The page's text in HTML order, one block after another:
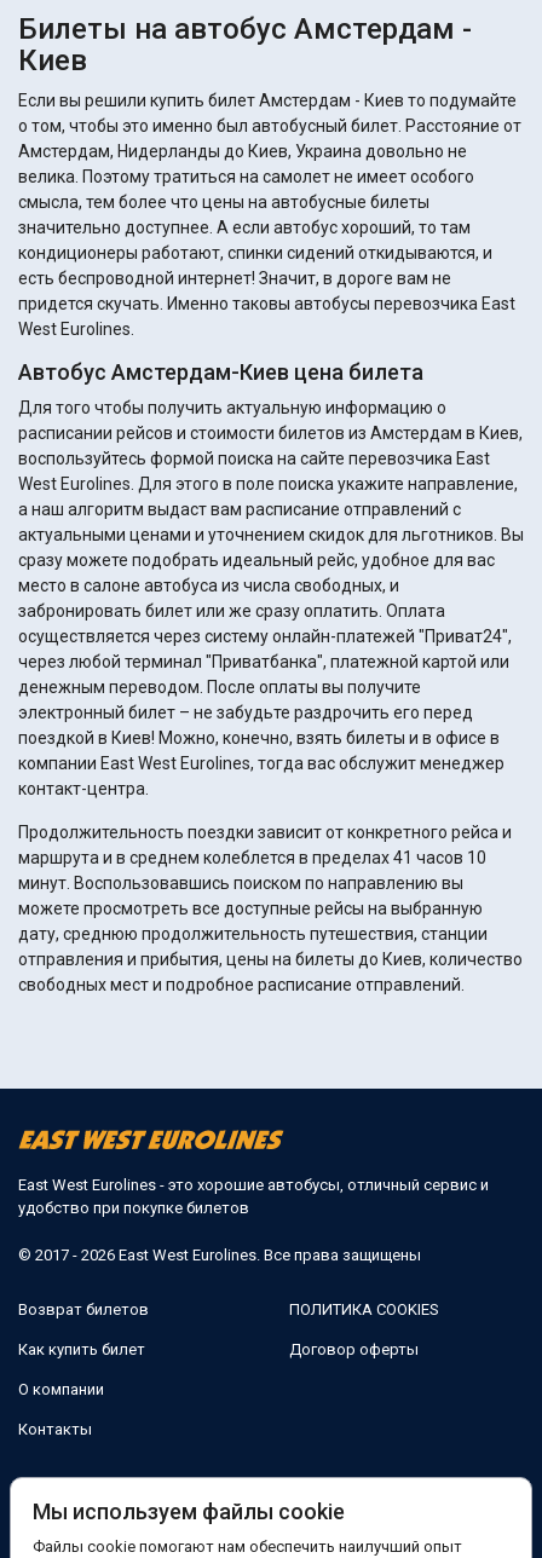
Билеты на автобус Амстердам -
Киев
Если вы решили купить билет Амстердам - Киев то подумайте
о том, чтобы это именно был автобусный билет. Расстояние от
Амстердам, Нидерланды до Киев, Украина довольно не
велика. Поэтому тратиться на самолет не имеет особого
смысла, тем более что цены на автобусные билеты
значительно доступнее. А если автобус хороший, то там
кондиционеры работают, спинки сидений откидываются, и
есть беспроводной интернет! Значит, в дороге вам не
придется скучать. Именно таковы автобусы перевозчика East
West Eurolines.
Автобус Амстердам-Киев цена билета
Для того чтобы получить актуальную информацию о
расписании рейсов и стоимости билетов из Амстердам в Киев,
воспользуйтесь формой поиска на сайте перевозчика East
West Eurolines. Для этого в поле поиска укажите направление,
а наш алгоритм выдаст вам расписание отправлений с
актуальными ценами и уточнением скидок для льготников. Вы
сразу можете подобрать идеальный рейс, удобное для вас
место в салоне автобуса из числа свободных, и
забронировать билет или же сразу оплатить. Оплата
осуществляется через систему онлайн-платежей "Приват24",
через любой терминал "Приватбанка", платежной картой или
денежным переводом. После оплаты вы получите
электронный билет – не забудьте раздрочить его перед
поездкой в Киев! Можно, конечно, взять билеты и в офисе в
компании East West Eurolines, тогда вас обслужит менеджер
контакт-центра.
Продолжительность поездки зависит от конкретного рейса и
маршрута и в среднем колеблется в пределах 41 часов 10
минут. Воспользовавшись поиском по направлению вы
можете просмотреть все доступные рейсы на выбранную
дату, среднюю продолжительность путешествия, станции
отправления и прибытия, цены на билеты до Киев, количество
свободных мест и подробное расписание отправлений.
East West Eurolines - это хорошие автобусы, отличный сервис и
удобство при покупке билетов
© 2017 - 2026 East West Eurolines. Все права защищены
Возврат билетов
Как купить билет
О компании
Контакты
ПОЛИТИКА COOKIES
Договор оферты
Facebook
Мы используем файлы cookie
Файлы cookie помогают нам обеспечить наилучший опыт